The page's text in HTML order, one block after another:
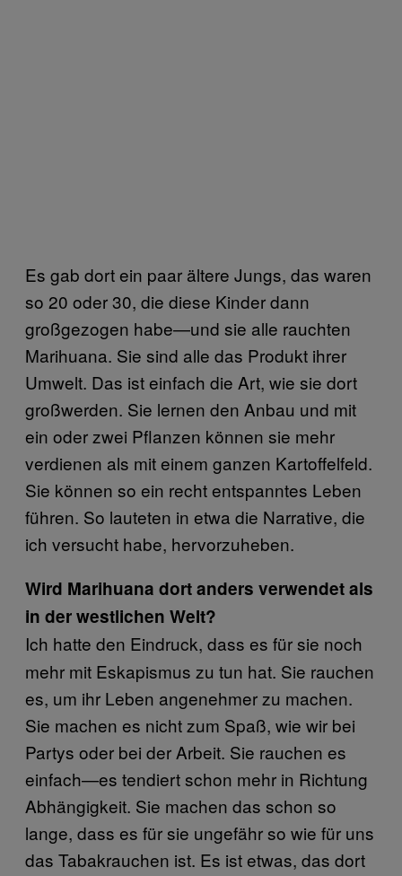
Es gab dort ein paar ältere Jungs, das waren
so 20 oder 30, die diese Kinder dann
großgezogen habe—und sie alle rauchten
Marihuana. Sie sind alle das Produkt ihrer
Umwelt. Das ist einfach die Art, wie sie dort
großwerden. Sie lernen den Anbau und mit
ein oder zwei Pflanzen können sie mehr
verdienen als mit einem ganzen Kartoffelfeld.
Sie können so ein recht entspanntes Leben
führen. So lauteten in etwa die Narrative, die
ich versucht habe, hervorzuheben.
Wird Marihuana dort anders verwendet als
in der westlichen Welt?
Ich hatte den Eindruck, dass es für sie noch
mehr mit Eskapismus zu tun hat. Sie rauchen
es, um ihr Leben angenehmer zu machen.
Sie machen es nicht zum Spaß, wie wir bei
Partys oder bei der Arbeit. Sie rauchen es
einfach—es tendiert schon mehr in Richtung
Abhängigkeit. Sie machen das schon so
lange, dass es für sie ungefähr so wie für uns
das Tabakrauchen ist. Es ist etwas, das dort